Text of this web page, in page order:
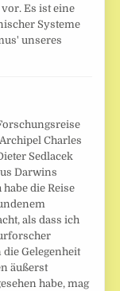
Es ist eine
Systeme
unseres
Charles
Sedlacek
Darwins
die Reise
als dass ich
Gelegenheit
äußerst
habe, mag